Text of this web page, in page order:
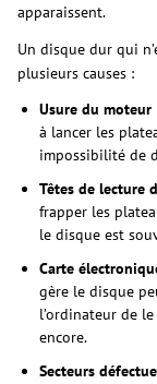
apparaissent.
Un disque dur qui
plusieurs causes :
Usure du moteur
à lancer les
impossibilité de
Têtes de lecture
frapper les
le disque est
Carte
gère le disque
l’ordinateur de
encore.
Secteurs